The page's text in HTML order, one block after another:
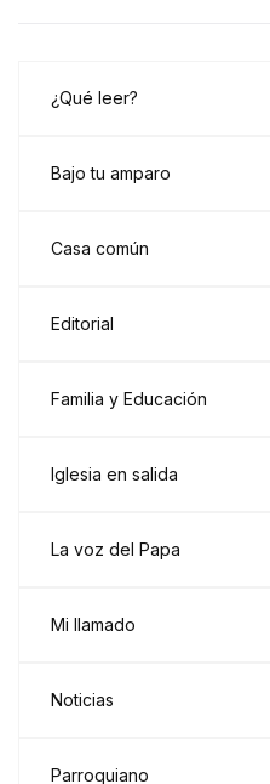
¿Qué leer?
Bajo tu amparo
Casa común
Editorial
Familia y Educación
Iglesia en salida
La voz del Papa
Mi llamado
Noticias
Parroquiano